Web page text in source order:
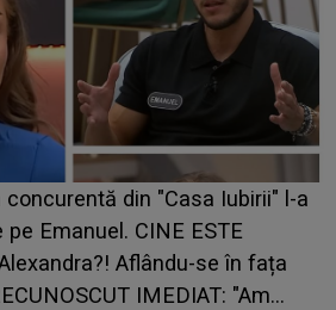
din "Casa Iubirii" l-a
pe Emanuel. CINE ESTE
Aflându-se în fața
IMEDIAT: "Am